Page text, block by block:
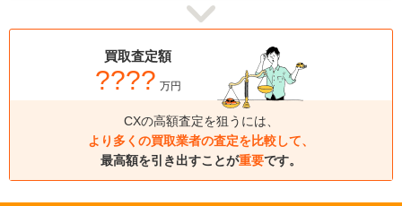
買取査定額
???? 万円
CXの高額査定を狙うには、
より多くの買取業者の査定を比較して、
最高額を引き出すことが重要です。